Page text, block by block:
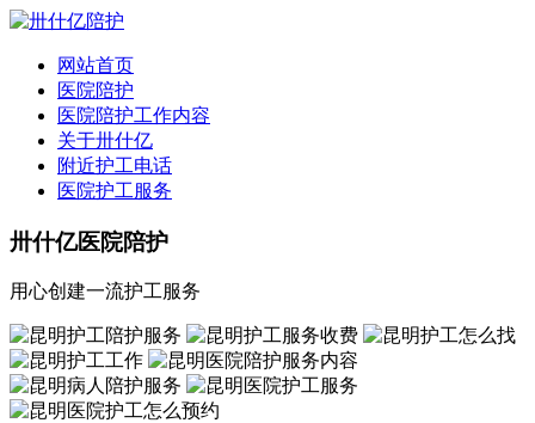
网站首页
医院陪护
医院陪护工作内容
关于卅什亿
附近护工电话
医院护工服务
卅什亿医院陪护
用心创建一流护工服务